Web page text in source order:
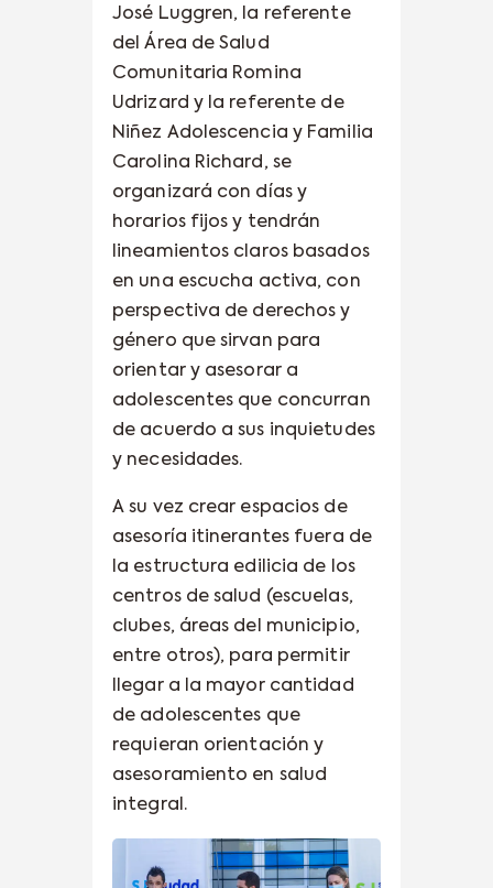
José Luggren, la referente
del Área de Salud
Comunitaria Romina
Udrizard y la referente de
Niñez Adolescencia y Familia
Carolina Richard, se
organizará con días y
horarios fijos y tendrán
lineamientos claros basados
en una escucha activa, con
perspectiva de derechos y
género que sirvan para
orientar y asesorar a
adolescentes que concurran
de acuerdo a sus inquietudes
y necesidades.
A su vez crear espacios de
asesoría itinerantes fuera de
la estructura edilicia de los
centros de salud (escuelas,
clubes, áreas del municipio,
entre otros), para permitir
llegar a la mayor cantidad
de adolescentes que
requieran orientación y
asesoramiento en salud
integral.